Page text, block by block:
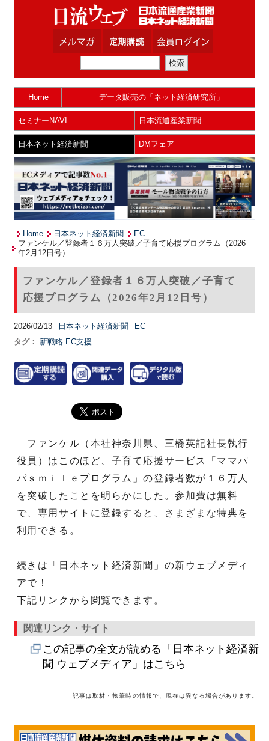
Home データ販売の「ネット経済研究所」
セミナーNAVI 日本流通産業新聞
日本ネット経済新聞 DMフェア
Home 日本ネット経済新聞
EC
ファンケル／登録者１６万人突破／子育て応援プログラム（2026
年2月12日号）
ファンケル／登録者１６万人突破／子育て
応援プログラム（2026年2月12日号）
2026/02/13 日本ネット経済新聞
EC
タグ：
新戦略 EC支援
ファンケル（本社神奈川県、三橋英記社長執行
役員）はこのほど、子育て応援サービス「ママパ
パｓｍｉｌｅプログラム」の登録者数が１６万人
を突破したことを明らかにした。参加費は無料
で、専用サイトに登録すると、さまざまな特典を
利用できる。
続きは「日本ネット経済新聞」の新ウェブメディ
アで！
下記リンクから閲覧できます。
関連リンク・サイト
この記事の全文が読める「日本ネット経済新
聞 ウェブメディア」はこちら
記事は取材・執筆時の情報で、現在は異なる場合があります。